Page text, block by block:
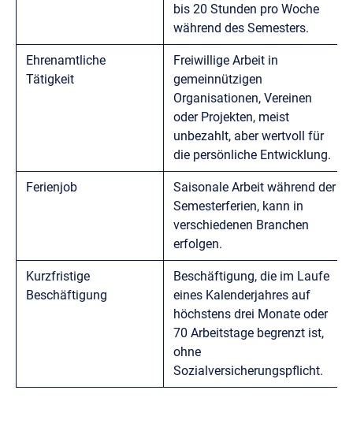
bis 20 Stunden pro Woche
während des Semesters.
Ehrenamtliche
Tätigkeit
Freiwillige Arbeit in
gemeinnützigen
Organisationen, Vereinen
oder Projekten, meist
unbezahlt, aber wertvoll für
die persönliche Entwicklung.
Ferienjob
Saisonale Arbeit während der
Semesterferien, kann in
verschiedenen Branchen
erfolgen.
Kurzfristige
Beschäftigung
Beschäftigung, die im Laufe
eines Kalenderjahres auf
höchstens drei Monate oder
70 Arbeitstage begrenzt ist,
ohne
Sozialversicherungspflicht.